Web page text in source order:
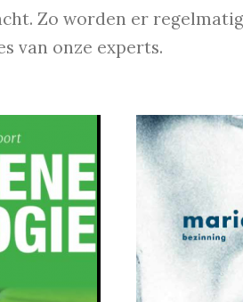
Zo worden er
van onze experts.